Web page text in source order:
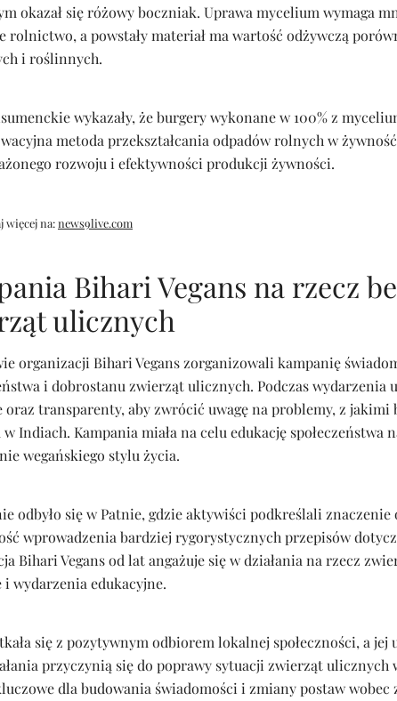
okazał się różowy boczniak. Uprawa mycelium wymaga
rolnictwo, a powstały materiał ma wartość odżywczą
i roślinnych.
wykazały, że burgery wykonane w 100% z
metoda przekształcania odpadów rolnych w
rozwoju i efektywności produkcji żywności.
więcej na:news9live.com
Bihari Vegans na rzecz
ulicznych
organizacji Bihari Vegans zorganizowali kampanię
i dobrostanu zwierząt ulicznych. Podczas wydarzenia
oraz transparenty, aby zwrócić uwagę na problemy, z jakimi
Indiach. Kampania miała na celu edukację społeczeństwa
wegańskiego stylu życia.
odbyło się w Patnie, gdzie aktywiści podkreślali
wprowadzenia bardziej rygorystycznych przepisów
Bihari Vegans od lat angażuje się w działania na rzecz
i wydarzenia edukacyjne.
się z pozytywnym odbiorem lokalnej społeczności, a
przyczynią się do poprawy sytuacji zwierząt ulicznych
dla budowania świadomości i zmiany postaw wobec